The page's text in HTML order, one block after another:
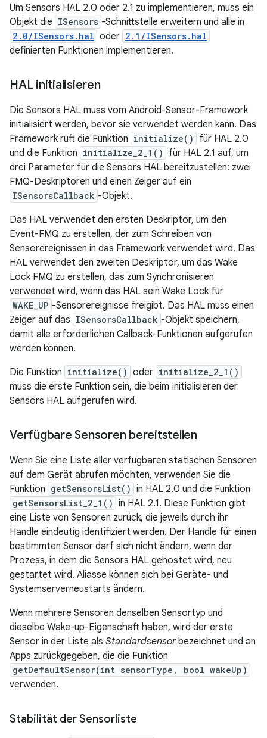
Um Sensors HAL 2.0 oder 2.1 zu implementieren, muss ein
Objekt die ISensors -Schnittstelle erweitern und alle in
2.0/ISensors.hal oder 2.1/ISensors.hal
definierten Funktionen implementieren.
HAL initialisieren
Die Sensors HAL muss vom Android-Sensor-Framework
initialisiert werden, bevor sie verwendet werden kann. Das
Framework ruft die Funktion initialize()
für HAL 2.0
und die Funktion initialize_2_1()
für HAL 2.1 auf, um
drei Parameter für die Sensors HAL bereitzustellen: zwei
FMQ-Deskriptoren und einen Zeiger auf ein
ISensorsCallback -Objekt.
Das HAL verwendet den ersten Deskriptor, um den
Event-FMQ zu erstellen, der zum Schreiben von
Sensorereignissen in das Framework verwendet wird. Das
HAL verwendet den zweiten Deskriptor, um das Wake
Lock FMQ zu erstellen, das zum Synchronisieren
verwendet wird, wenn das HAL sein Wake Lock für
WAKE_UP -Sensorereignisse freigibt. Das HAL muss einen
Zeiger auf das ISensorsCallback -Objekt speichern,
damit alle erforderlichen Callback-Funktionen aufgerufen
werden können.
Die Funktion initialize() oder initialize_2_1()
muss die erste Funktion sein, die beim Initialisieren der
Sensors HAL aufgerufen wird.
Verfügbare Sensoren bereitstellen
Wenn Sie eine Liste aller verfügbaren statischen Sensoren
auf dem Gerät abrufen möchten, verwenden Sie die
Funktion getSensorsList() in HAL 2.0 und die Funktion
getSensorsList_2_1() in HAL 2.1. Diese Funktion gibt
eine Liste von Sensoren zurück, die jeweils durch ihr
Handle eindeutig identifiziert werden. Der Handle für einen
bestimmten Sensor darf sich nicht ändern, wenn der
Prozess, in dem die Sensors HAL gehostet wird, neu
gestartet wird. Aliasse können sich bei Geräte- und
Systemserverneustarts ändern.
Wenn mehrere Sensoren denselben Sensortyp und
dieselbe Wake-up-Eigenschaft haben, wird der erste
Sensor in der Liste als Standardsensorbezeichnet und an
Apps zurückgegeben, die die Funktion
getDefaultSensor(int sensorType, bool wakeUp)
verwenden.
Stabilität der Sensorliste